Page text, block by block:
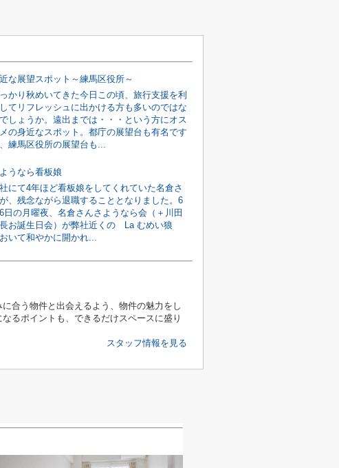
な展望スポット～練馬区役所～
かり秋めいてきた今日この頃、旅行支援を利
てリフレッシュに出かける方も多いのではな
しょうか。遠出までは・・・という方にオス
の身近なスポット。都庁の展望台も有名です
練馬区役所の展望台も...
うなら看板娘
にて4年ほど看板娘をしてくれていた名倉さ
、残念ながら退職することとなりました。6
日の月曜夜、名倉さんさようなら会（＋川田
お誕生日会）が弊社近くの La むめい狼
いて和やかに開かれ...
合う物件と出会えるよう、物件の魅力をし
るポイントも、できるだけスペースに盛り
スタッフ情報を見る